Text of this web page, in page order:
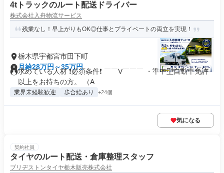
4tトラックのルート配送ドライバー
株式会社入舟物流サービス
残業なし！早上がりもOK◎仕事とプライベートの両立を実現！
栃木県宇都宮市田下町
月給28万円～35万円
求めている人材 ❗必須条件❗ ￣￣V￣￣￣ ・準中型自動車免許
以上をお持ちの方。 （A...
業界未経験歓迎 歩合給あり +24個
気になる
契約社員
タイヤのルート配送・倉庫整理スタッフ
ブリヂストンタイヤ栃木販売株式会社